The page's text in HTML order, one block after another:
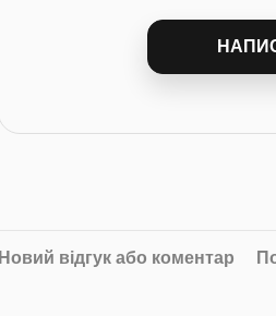
Новий відгук або коментар